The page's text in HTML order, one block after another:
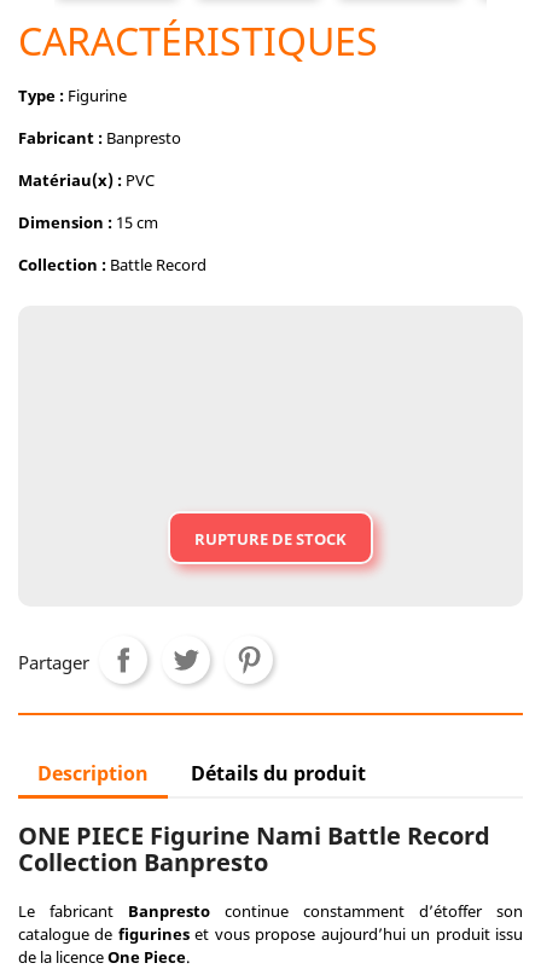
CARACTÉRISTIQUES
Type : Figurine
Fabricant : Banpresto
Matériau(x) : PVC
Dimension : 15 cm
Collection : Battle Record
RUPTURE DE STOCK
Partager
Description Détails du produit
ONE PIECE Figurine Nami Battle Record
Collection Banpresto
Le fabricant Banpresto continue constamment d’étoffer son
catalogue de figurineset vous propose aujourd’hui un produit issu
de la licenceOne Piece.